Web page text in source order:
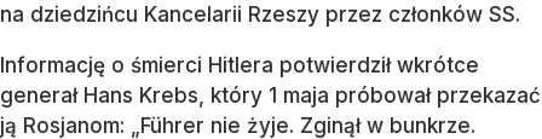
na dziedzińcu Kancelarii Rzeszy przez członków SS.
Informację o śmierci Hitlera potwierdził wkrótce
generał Hans Krebs, który 1 maja próbował przekazać
ją Rosjanom: „Führer nie żyje. Zginął w bunkrze.